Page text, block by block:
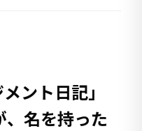
ント日記」
名を持った